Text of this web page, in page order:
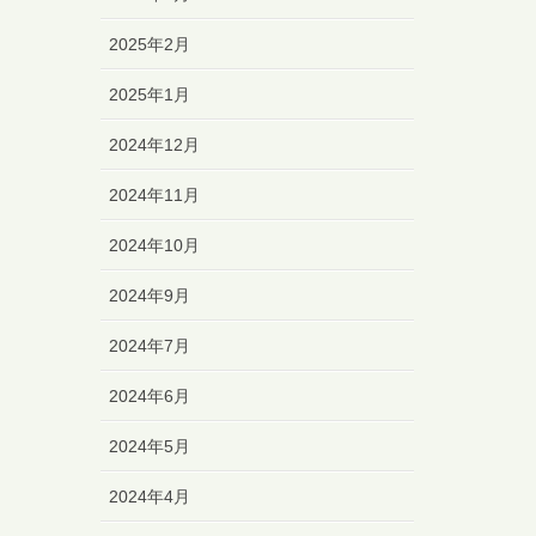
2025年2月
2025年1月
2024年12月
2024年11月
2024年10月
2024年9月
2024年7月
2024年6月
2024年5月
2024年4月